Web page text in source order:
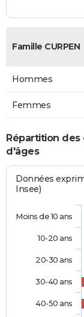
Famille CURPEN
Hommes
Femmes
Répartition des
d'âges
Données
Insee)
Moins de 10 ans
10-20 ans
20-30 ans
30-40 ans
40-50 ans